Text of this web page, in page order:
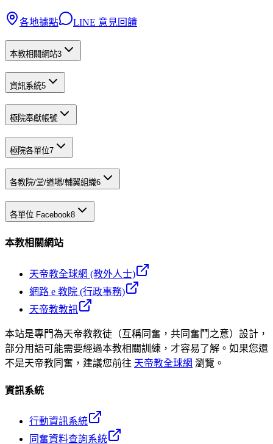
各地據點 LINE 意見回饋
本教相關網站3
資訊系統5
極院奉獻帳號
極院各單位7
各教院/堂/道場/輔翼組織6
各單位 Facebook8
本教相關網站
天帝教全球網 (教外人士)
網路 e 教院 (行政事務)
天帝教教訊
本站是專門為天帝教教徒（互稱同奮，共同奮鬥之意）設計，
部分用語可能需要經過本教相關訓練，才容易了解。如果您還
不是天帝教同奮，建議您前往 天帝教全球網 瀏覽。
資訊系統
行動資訊系統
同奮資料查詢系統